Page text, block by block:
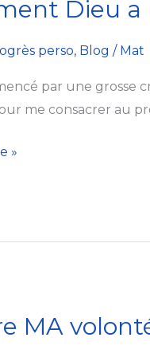
Dieu
perso, Blog / Mat
par une grosse
me consacrer au
»
MA